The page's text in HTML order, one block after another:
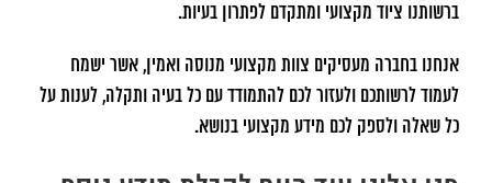
ברשותנו ציוד מקצועי ומתקדם לפתרון בעיות.
אנחנו בחברה מעסיקים צוות מקצועי מנוסה ואמין, אשר ישמח
לעמוד לרשותכם ולעזור לכם להתמודד עם כל בעיה ותקלה, לענות על
כל שאלה ולספק לכם מידע מקצועי בנושא.